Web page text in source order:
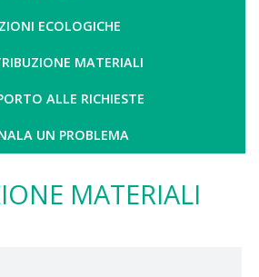
ECOLOGICHE
MATERIALI
ALLE RICHIESTE
UN PROBLEMA
MATERIALI